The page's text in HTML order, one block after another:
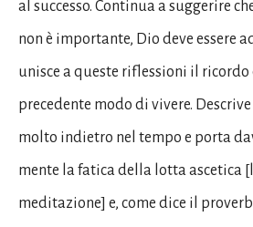
al successo. Continua a suggerire
non è importante, Dio deve essere
unisce a queste riflessioni il ricordo
precedente modo di vivere.
molto indietro nel tempo e porta
mente la fatica della lotta ascetica
meditazione] e, come dice il